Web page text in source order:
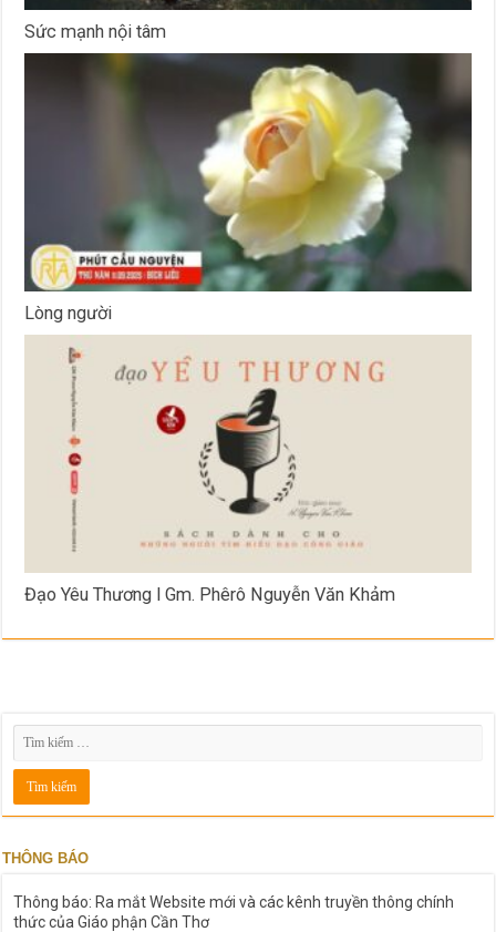
Sức mạnh nội tâm
Lòng người
Đạo Yêu Thương l Gm. Phêrô Nguyễn Văn Khảm
THÔNG BÁO
Thông báo: Ra mắt Website mới và các kênh truyền thông chính
thức của Giáo phận Cần Thơ